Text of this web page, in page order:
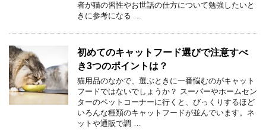
者が猫の習性やお世話の仕方について勉強したいと
きに参考になる …
初めてのキャットフード選びで注意すべ
き3つのポイントは？
猫用品のなかで、選ぶときに一番悩むのがキャット
フードではないでしょうか？ スーパーやホームセン
ターのペットコーナーに行くと、びっくりするほど
いろんな種類のキャットフードが並んでいます。ネ
ットや通販で調 …